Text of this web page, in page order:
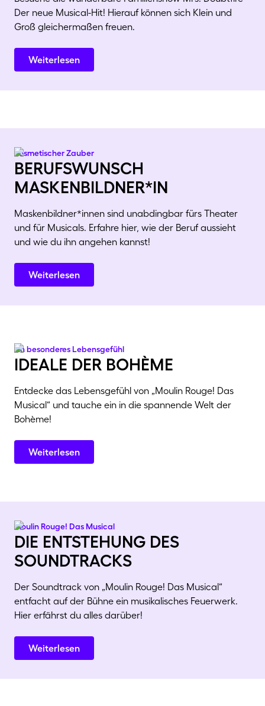
Der neue Musical-Hit! Hierauf können sich Klein und
Groß gleichermaßen freuen.
Weiterlesen
berufswunsch
maskenbildner*in
Kosmetischer Zauber
Maskenbildner*innen sind unabdingbar fürs Theater
und für Musicals. Erfahre hier, wie der Beruf aussieht
und wie du ihn angehen kannst!
Weiterlesen
ideale der bohème
Ein besonderes Lebensgefühl
Entdecke das Lebensgefühl von „Moulin Rouge! Das
Musical“ und tauche ein in die spannende Welt der
Bohème!
Weiterlesen
die entstehung des
soundtracks
Moulin Rouge! Das Musical
Der Soundtrack von „Moulin Rouge! Das Musical“
entfacht auf der Bühne ein musikalisches Feuerwerk.
Hier erfährst du alles darüber!
Weiterlesen